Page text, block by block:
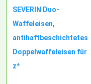
SEVERIN Duo-
Waffeleisen,
antihaftbeschichtetes
Doppelwaffeleisen für
z*